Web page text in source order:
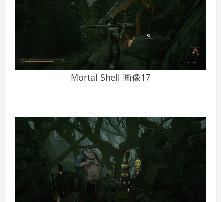
Mortal Shell 画像17